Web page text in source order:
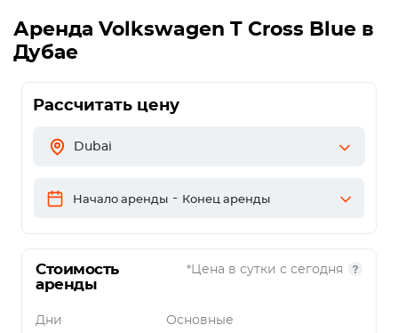
Аренда Volkswagen T Cross Blue в
Дубае
Рассчитать цену
Dubai
Начало аренды - Конец аренды
Стоимость
аренды
*Цена в сутки с сегодня
Дни
Основные